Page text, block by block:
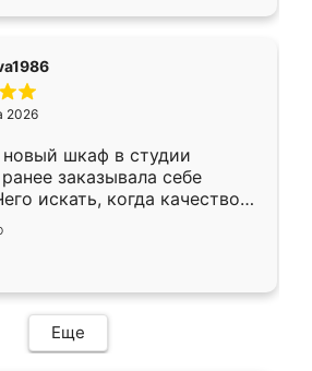
2026
новый шкаф в студии
заказывала себе
искать, когда качеством
Служит кухня уже почти
нет.
Еще